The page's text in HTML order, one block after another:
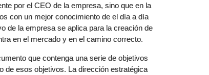
por el CEO de la empresa, sino que en la
con un mejor conocimiento de el día a día
de la empresa se aplica para la creación de
en el mercado y en el camino correcto.
que contenga una serie de objetivos
de esos objetivos. La dirección estratégica